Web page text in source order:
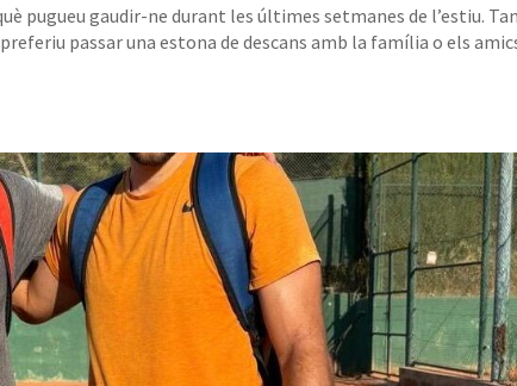
pugueu gaudir-ne durant les últimes setmanes de l’estiu.
passar una estona de descans amb la família o els